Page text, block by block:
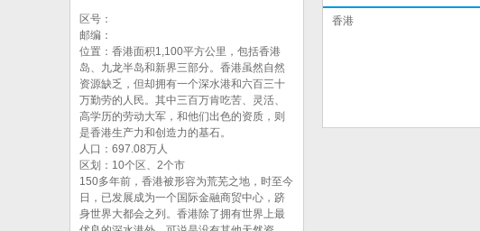
区号：
邮编：
位置：香港面积1,100平方公里，包括香港
岛、九龙半岛和新界三部分。香港虽然自然
资源缺乏，但却拥有一个深水港和六百三十
万勤劳的人民。其中三百万肯吃苦、灵活、
高学历的劳动大军，和他们出色的资质，则
是香港生产力和创造力的基石。
人口：697.08万人
区划：10个区、2个市
150多年前，香港被形容为荒芜之地，时至今
日，已发展成为一个国际金融商贸中心，跻
身世界大都会之列。香港除了拥有世界上最
香港